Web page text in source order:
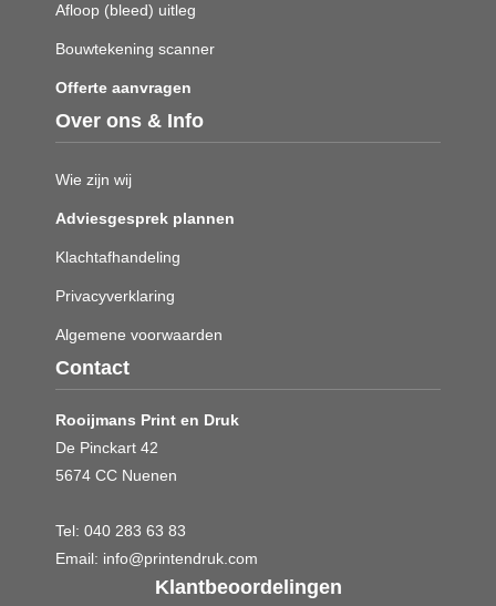
Afloop (bleed) uitleg
Bouwtekening scanner
Offerte aanvragen
Over ons & Info
Wie zijn wij
Adviesgesprek plannen
Klachtafhandeling
Privacyverklaring
Algemene voorwaarden
Contact
Rooijmans Print en Druk
De Pinckart 42
5674 CC Nuenen
Tel: 040 283 63 83
Email: info@printendruk.com
Klantbeoordelingen